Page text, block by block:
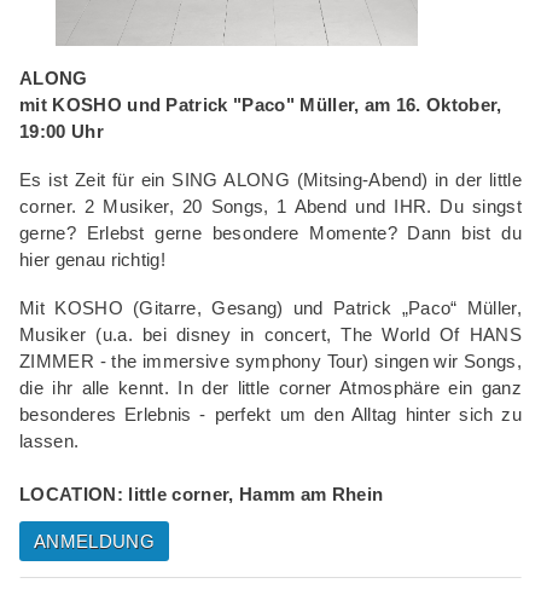
ALONG
mit KOSHO und Patrick "Paco" Müller, am 16. Oktober,
19:00 Uhr
Es ist Zeit für ein SING ALONG (Mitsing-Abend) in der little
corner. 2 Musiker, 20 Songs, 1 Abend und IHR. Du singst
gerne? Erlebst gerne besondere Momente? Dann bist du
hier genau richtig!
Mit KOSHO (Gitarre, Gesang) und Patrick „Paco“ Müller,
Musiker (u.a. bei disney in concert, The World Of HANS
ZIMMER - the immersive symphony Tour) singen wir Songs,
die ihr alle kennt. In der little corner Atmosphäre ein ganz
besonderes Erlebnis - perfekt um den Alltag hinter sich zu
lassen.
LOCATION: little corner, Hamm am Rhein
ANMELDUNG